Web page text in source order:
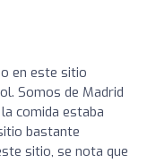
en este sitio
Somos de Madrid
comida estaba
bastante
sitio, se nota que